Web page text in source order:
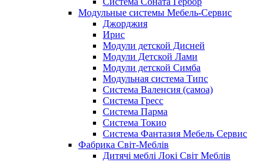
Модульные системы Мебель-Сервис
Джорджия
Ирис
Модули детской Дисней
Модули Детской Лами
Модули детской Симба
Модульная система Типс
Система Валенсия (самоа)
Система Гресс
Система Парма
Система Токио
Система Фантазия Мебель Сервис
Фабрика Світ-Меблів
Дитячі меблі Локі Світ Меблів